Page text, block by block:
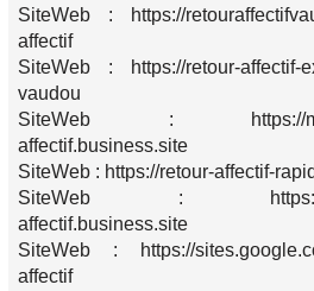
SiteWeb : https://
affectif
SiteWeb : https://retour-affectif-
vaudou
SiteWeb : https://
affectif.business.site
SiteWeb : https://retour-affectif-
SiteWeb : https://
affectif.business.site
SiteWeb : https://
affectif